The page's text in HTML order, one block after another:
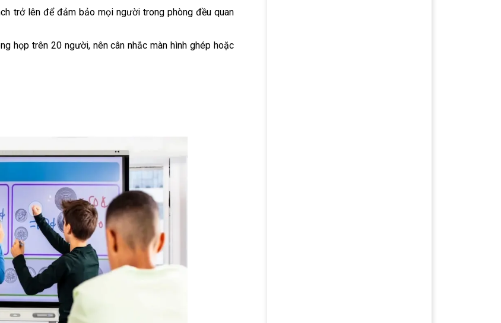
trở lên để đảm bảo mọi người trong phòng đều quan
họp trên 20 người, nên cân nhắc màn hình ghép hoặc